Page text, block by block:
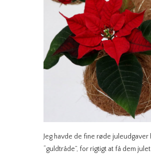
Jeg havde de fine røde
“guldtråde”, for rigtigt at få dem